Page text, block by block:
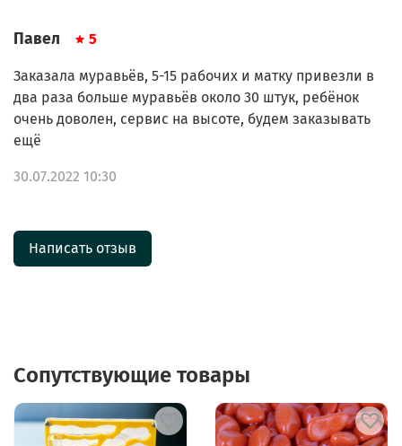
Павел 5
Заказала муравьёв, 5-15 рабочих и матку привезли в
два раза больше муравьёв около 30 штук, ребёнок
очень доволен, сервис на высоте, будем заказывать
ещё
30.07.2022 10:30
Написать отзыв
Сопутствующие товары